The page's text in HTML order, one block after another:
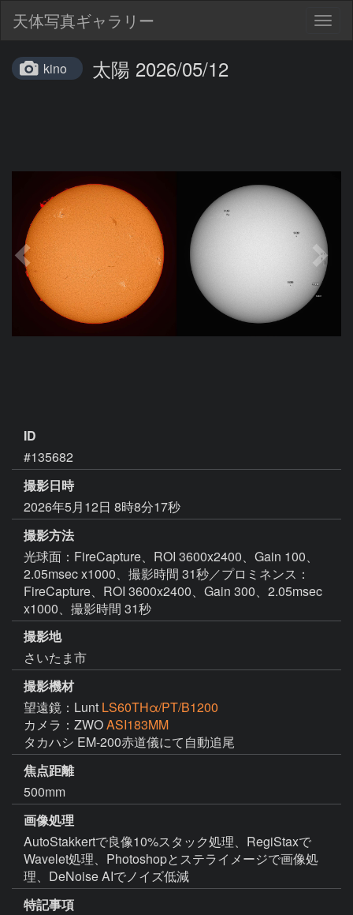
天体写真ギャラリー
kino 太陽 2026/05/12
ID
#135682
撮影日時
2026年5月12日 8時8分17秒
撮影方法
光球面：FireCapture、ROI 3600x2400、Gain 100、
2.05msec x1000、撮影時間 31秒／プロミネンス：
FireCapture、ROI 3600x2400、Gain 300、2.05msec
x1000、撮影時間 31秒
撮影地
さいたま市
撮影機材
望遠鏡：Lunt LS60THα/PT/B1200
カメラ：ZWOASI183MM
タカハシ EM-200赤道儀にて自動追尾
焦点距離
500mm
画像処理
AutoStakkertで良像10%スタック処理、RegiStaxで
Wavelet処理、Photoshopとステライメージで画像処
理、DeNoise AIでノイズ低減
特記事項